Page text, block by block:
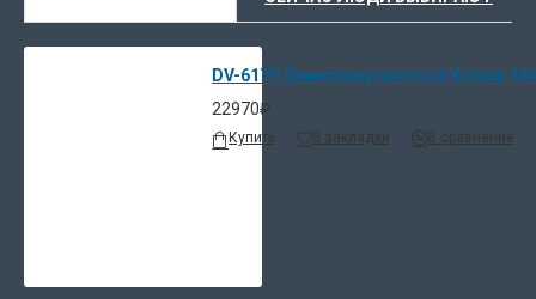
DV-617Y Девелопер жёлтый Konica-
22970₽
Купить В закладки В сравнение